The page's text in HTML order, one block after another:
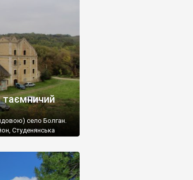
таємничий
село Болган.
Студенянська
Всі епітафії, які
– цвинтар